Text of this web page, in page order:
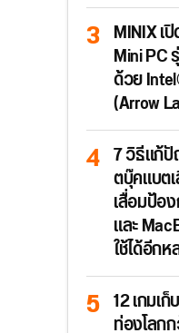
MINIX เ
Mini PC
ด้วย
(Arrow
7 วิธีแก้
ตบุ๊คแบต
เสื่อมป้อ
และ
ใช้ได้อีก
12 เกมเ
ท่องโลก